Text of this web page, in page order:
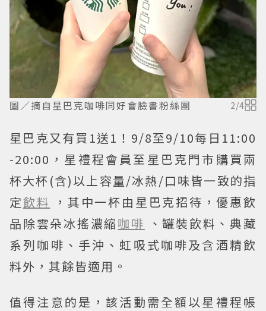
圖／摘自星巴克咖啡同好會臉書粉絲團 2/4
星巴克又有買1送1！9/8至9/10每日11:00
-20:00，星禮程會員至星巴克門市購買兩
杯大杯(含)以上容量/冰熱/口味皆一致的指
定飲料
，其中一杯由星巴克招待，優惠飲
品除雲朵冰搖濃縮咖啡 、罐裝飲料、典藏
系列咖啡、手沖、虹吸式咖啡及含酒精飲
料外，其餘皆適用。
值得注意的是，該活動需全額以星禮程帳